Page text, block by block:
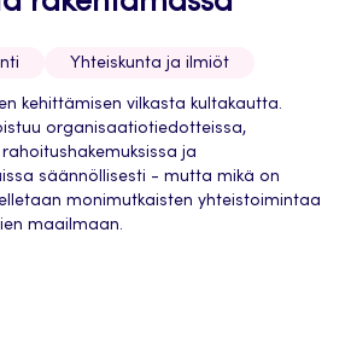
Yhteiskunta ja ilmiöt
kehittämisen vilkasta kultakautta.
organisaatiotiedotteissa,
ja
säännöllisesti - mutta mikä on
monimutkaisten yhteistoimintaa
maailmaan.